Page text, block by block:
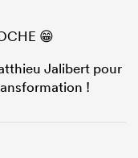
😁
Jalibert pour
!